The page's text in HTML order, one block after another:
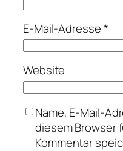
E-Mail-Adresse*
Website
Name, E-Mail-
diesem Browser
Kommentar